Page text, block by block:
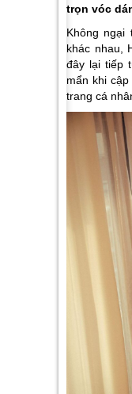
trọn vóc
Không ngại
khác nhau,
đây lại tiếp
mẩn khi
trang cá